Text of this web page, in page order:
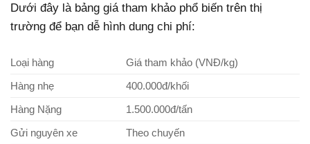
Dưới đây là bảng giá tham khảo phổ biến trên thị
trường để bạn dễ hình dung chi phí:
Loại hàng
Giá tham khảo (VNĐ/kg)
Hàng nhẹ
400.000đ/khối
Hàng Nặng
1.500.000đ/tấn
Gửi nguyên xe
Theo chuyến